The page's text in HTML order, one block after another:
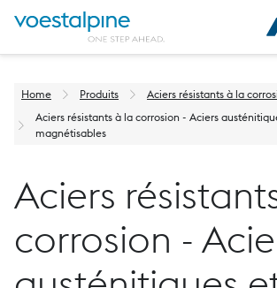
Home Produits
Aciers résistants à la
Aciers résistants à la corrosion - Aciers
magnétisables
Aciers
corrosion -